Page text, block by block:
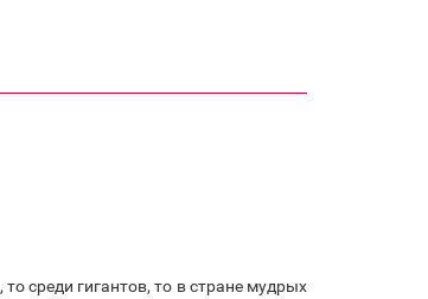
среди гигантов, то в стране мудрых